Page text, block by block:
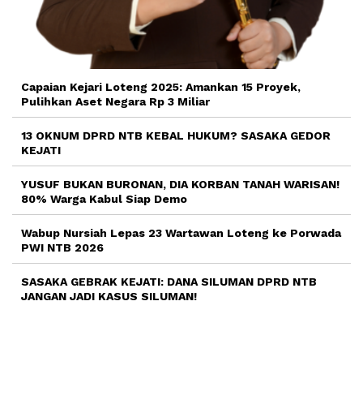
Capaian Kejari Loteng 2025: Amankan 15 Proyek,
Pulihkan Aset Negara Rp 3 Miliar
13 OKNUM DPRD NTB KEBAL HUKUM? SASAKA GEDOR
KEJATI
YUSUF BUKAN BURONAN, DIA KORBAN TANAH WARISAN!
80% Warga Kabul Siap Demo
Wabup Nursiah Lepas 23 Wartawan Loteng ke Porwada
PWI NTB 2026
SASAKA GEBRAK KEJATI: DANA SILUMAN DPRD NTB
JANGAN JADI KASUS SILUMAN!